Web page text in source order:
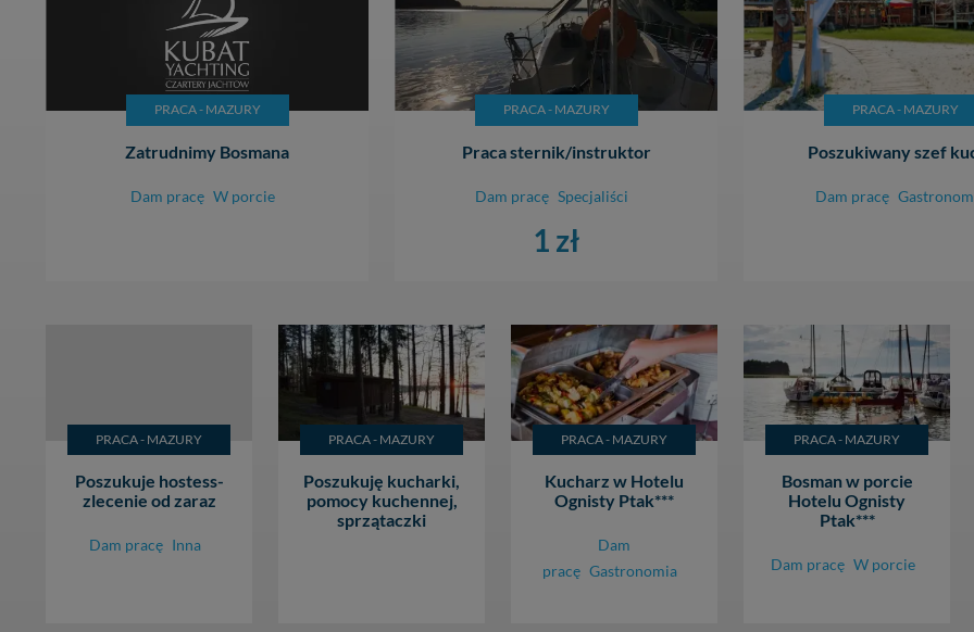
PRACA - MAZURY
Zatrudnimy Bosmana
Dam pracę W porcie
PRACA - MAZURY
Praca sternik/instruktor
Dam pracę Specjaliści
1 zł
PRACA - MAZURY
Poszukiwany szef
Dam pracę
PRACA - MAZURY
Poszukuje hostess-
zlecenie od zaraz
Dam pracę Inna
PRACA - MAZURY
Poszukuję kucharki,
pomocy kuchennej,
sprzątaczki
PRACA - MAZURY
Kucharz w Hotelu
Ognisty Ptak***
Dam
pracę Gastronomia
PRACA - MAZURY
Bosman w porcie
Hotelu Ognisty
Ptak***
Dam pracę W porcie